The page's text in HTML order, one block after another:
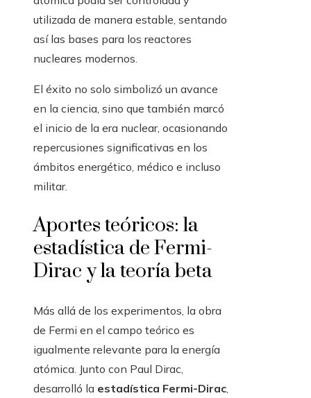
utilizada de manera estable, sentando
así las bases para los reactores
nucleares modernos.
El éxito no solo simbolizó un avance
en la ciencia, sino que también marcó
el inicio de la era nuclear, ocasionando
repercusiones significativas en los
ámbitos energético, médico e incluso
militar.
Aportes teóricos: la
estadística de Fermi-
Dirac y la teoría beta
Más allá de los experimentos, la obra
de Fermi en el campo teórico es
igualmente relevante para la energía
atómica. Junto con Paul Dirac,
desarrolló la estadística Fermi-Dirac,